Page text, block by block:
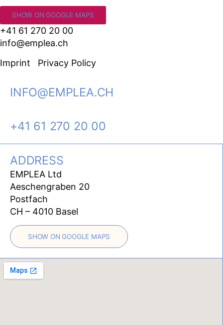
SHOW ON GOOGLE MAPS
+41 61 270 20 00
info@emplea.ch
Imprint
Privacy Policy
INFO@EMPLEA.CH
+41 61 270 20 00
ADDRESS
EMPLEA Ltd
Aeschengraben 20
Postfach
CH – 4010 Basel
SHOW ON GOOGLE MAPS